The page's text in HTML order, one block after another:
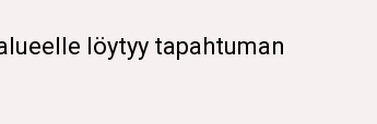
löytyy tapahtuman